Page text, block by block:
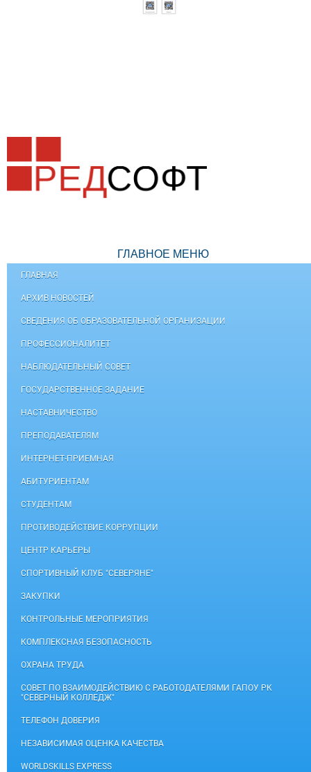
ГЛАВНОЕ МЕНЮ
ГЛАВНАЯ
АРХИВ НОВОСТЕЙ
СВЕДЕНИЯ ОБ ОБРАЗОВАТЕЛЬНОЙ ОРГАНИЗАЦИИ
ПРОФЕССИОНАЛИТЕТ
НАБЛЮДАТЕЛЬНЫЙ СОВЕТ
ГОСУДАРСТВЕННОЕ ЗАДАНИЕ
НАСТАВНИЧЕСТВО
ПРЕПОДАВАТЕЛЯМ
ИНТЕРНЕТ-ПРИЕМНАЯ
АБИТУРИЕНТАМ
СТУДЕНТАМ
ПРОТИВОДЕЙСТВИЕ КОРРУПЦИИ
ЦЕНТР КАРЬЕРЫ
СПОРТИВНЫЙ КЛУБ "СЕВЕРЯНЕ"
ЗАКУПКИ
КОНТРОЛЬНЫЕ МЕРОПРИЯТИЯ
КОМПЛЕКСНАЯ БЕЗОПАСНОСТЬ
ОХРАНА ТРУДА
СОВЕТ ПО ВЗАИМОДЕЙСТВИЮ С РАБОТОДАТЕЛЯМИ ГАПОУ РК
"СЕВЕРНЫЙ КОЛЛЕДЖ"
ТЕЛЕФОН ДОВЕРИЯ
НЕЗАВИСИМАЯ ОЦЕНКА КАЧЕСТВА
WORLDSKILLS EXPRESS